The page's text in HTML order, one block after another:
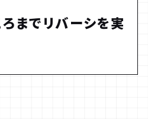
までリバーシを実